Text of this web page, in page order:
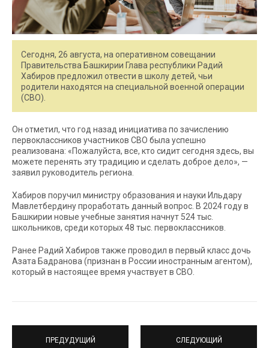
Сегодня, 26 августа, на оперативном совещании
Правительства Башкирии Глава республики Радий
Хабиров предложил отвести в школу детей, чьи
родители находятся на специальной военной операции
(СВО).
Он отметил, что год назад инициатива по зачислению
первоклассников участников СВО была успешно
реализована: «Пожалуйста, все, кто сидит сегодня здесь, вы
можете перенять эту традицию и сделать доброе дело», —
заявил руководитель региона.
Хабиров поручил министру образования и науки Ильдару
Мавлетбердину проработать данный вопрос. В 2024 году в
Башкирии новые учебные занятия начнут 524 тыс.
школьников, среди которых 48 тыс. первоклассников.
Ранее Радий Хабиров также проводил в первый класс дочь
Азата Бадранова (признан в России иностранным агентом),
который в настоящее время участвует в СВО.
ПРЕДУДУЩИЙ СЛЕДУЮЩИЙ